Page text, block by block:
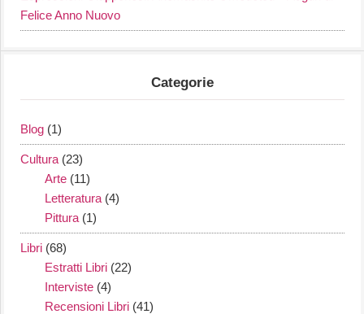
Felice Anno Nuovo
Categorie
Blog (1)
Cultura (23)
Arte (11)
Letteratura (4)
Pittura (1)
Libri (68)
Estratti Libri (22)
Interviste (4)
Recensioni Libri (41)